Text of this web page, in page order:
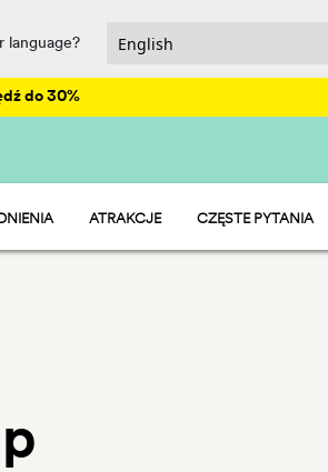
language?
do 30%
ATRAKCJE CZĘSTE PYTANIA